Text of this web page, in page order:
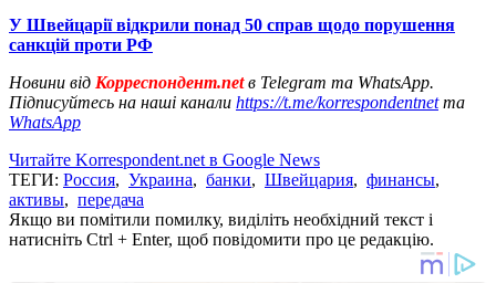
У Швейцарії відкрили понад 50 справ щодо порушення
санкцій проти РФ
Новини від Корреспондент.netв Telegram та WhatsApp.
Підписуйтесь на наші канали https://t.me/korrespondentnetта
WhatsApp
Читайте Korrespondent.net в Google News
ТЕГИ: Россия, Украина, банки, Швейцария, финансы,
активы, передача
Якщо ви помітили помилку, виділіть необхідний текст і
натисніть Ctrl + Enter, щоб повідомити про це редакцію.